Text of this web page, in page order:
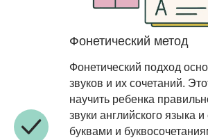
Фонетический метод
Фонетический подход
звуков и их сочетаний.
научить ребенка
звуки английского языка
буквами и